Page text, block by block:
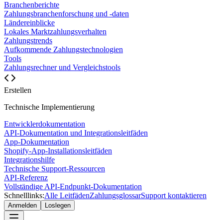
Branchenberichte
Zahlungsbranchenforschung und -daten
Ländereinblicke
Lokales Marktzahlungsverhalten
Zahlungstrends
Aufkommende Zahlungstechnologien
Tools
Zahlungsrechner und Vergleichstools
Erstellen
Technische Implementierung
Entwicklerdokumentation
API-Dokumentation und Integrationsleitfäden
App-Dokumentation
Shopify-App-Installationsleitfäden
Integrationshilfe
Technische Support-Ressourcen
API-Referenz
Vollständige API-Endpunkt-Dokumentation
Schnelllinks:Alle LeitfädenZahlungsglossarSupport kontaktieren
Anmelden Loslegen